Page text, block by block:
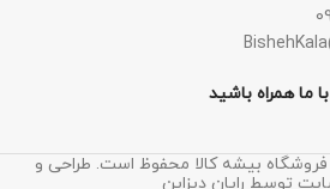
با ما همراه باشید
فروشگاه بیشه کالا محفوظ است. طراحی و
توسط رایان دیزاین